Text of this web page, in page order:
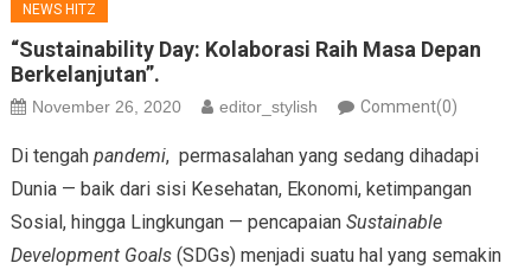
NEWS HITZ
“Sustainability Day: Kolaborasi Raih Masa Depan
Berkelanjutan”.
November 26, 2020 editor_stylish Comment(0)
Di tengah pandemi, permasalahan yang sedang dihadapi
Dunia — baik dari sisi Kesehatan, Ekonomi, ketimpangan
Sosial, hingga Lingkungan — pencapaian Sustainable
Development Goals(SDGs) menjadi suatu hal yang semakin